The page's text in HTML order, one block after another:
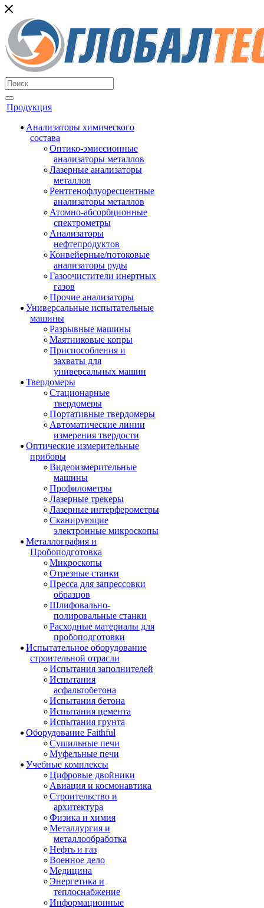
Продукция
Анализаторы химического
состава
Оптико-эмиссионные
анализаторы металлов
Лазерные анализаторы
металлов
Рентгенофлуоресцентные
анализаторы металлов
Атомно-абсорбционные
спектрометры
Анализаторы
нефтепродуктов
Конвейерные/потоковые
анализаторы руды
Газоочистители инертных
газов
Прочие анализаторы
Универсальные испытательные
машины
Разрывные машины
Маятниковые копры
Приспособления и
захваты для
универсальных машин
Твердомеры
Стационарные
твердомеры
Портативные твердомеры
Автоматические линии
измерения твердости
Оптические измерительные
приборы
Видеоизмерительные
машины
Профилометры
Лазерные трекеры
Лазерные интерферометры
Сканирующие
электронные микроскопы
Металлография и
Пробоподготовка
Микроскопы
Отрезные станки
Пресса для запрессовки
образцов
Шлифовально-
полировальные станки
Расходные материалы для
пробоподготовки
Испытательное оборудование
строительной отрасли
Испытания заполнителей
Испытания
асфальтобетона
Испытания бетона
Испытания цемента
Испытания грунта
Оборудование Faithful
Сушильные печи
Муфельные печи
Учебные комплексы
Цифровые двойники
Авиация и космонавтика
Строительство и
архитектура
Физика и химия
Металлургия и
металлообработка
Нефть и газ
Военное дело
Медицина
Энергетика и
теплоснабжение
Информационные